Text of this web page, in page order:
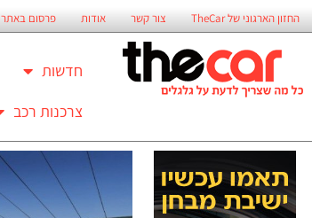
החזון הארגוני של TheCar צור קשר אודות פרסום באתר
חדשות
צרכנות רכב